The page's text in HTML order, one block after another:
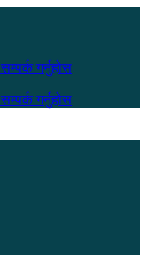
गर्नुहोस
गर्नुहोस